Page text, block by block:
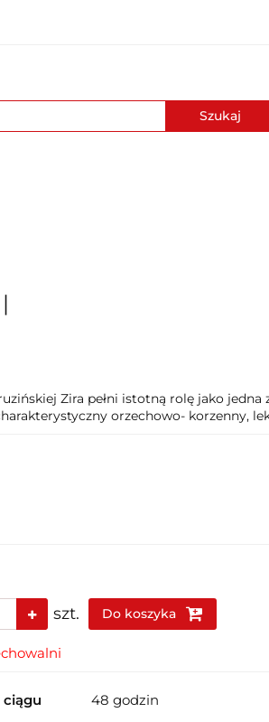
Zira pełni istotną rolę jako jedna
orzechowo- korzenny,
szt. Do koszyka
ciągu 48 godzin